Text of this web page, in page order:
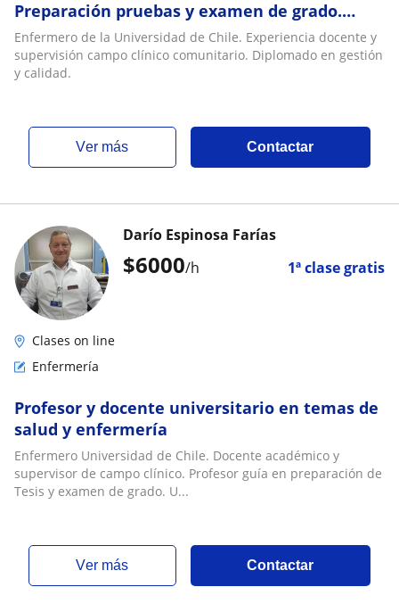
Preparación pruebas y examen de grado.
Apoyo preparación tesis
Enfermero de la Universidad de Chile. Experiencia docente y
supervisión campo clínico comunitario. Diplomado en gestión
y calidad.
ver más Contactar
$6000/h 1ª clase gratis
Darío Espinosa Farías
Clases on line
Enfermería
Profesor y docente universitario en temas de
salud y enfermería
Enfermero Universidad de Chile. Docente académico y
supervisor de campo clínico. Profesor guía en preparación de
Tesis y examen de grado. U...
ver más Contactar